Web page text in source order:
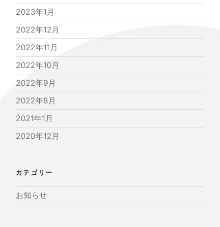
2023年1月
2022年12月
2022年11月
2022年10月
2022年9月
2022年8月
2021年1月
2020年12月
カテゴリー
お知らせ